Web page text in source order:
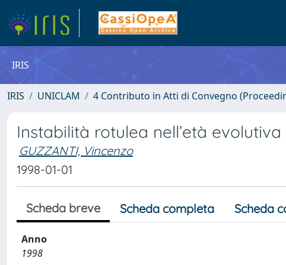
IRIS
IRIS UNICLAM 4 Contributo in Atti di Convegno
Instabilità rotulea nell’età evolutiva
GUZZANTI, Vincenzo
1998-01-01
Scheda breve Scheda completa Scheda
Anno
1998